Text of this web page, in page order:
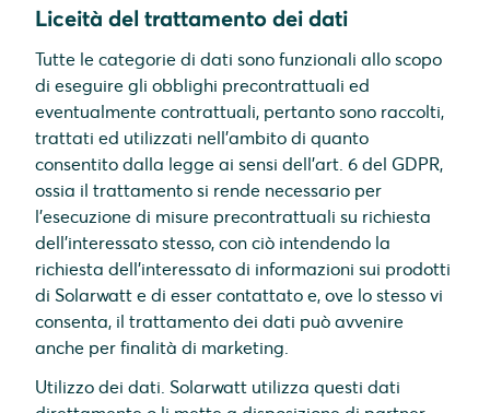
Liceità del trattamento dei dati
Tutte le categorie di dati sono funzionali allo scopo
di eseguire gli obblighi precontrattuali ed
eventualmente contrattuali, pertanto sono raccolti,
trattati ed utilizzati nell'ambito di quanto
consentito dalla legge ai sensi dell'art. 6 del GDPR,
ossia il trattamento si rende necessario per
l’esecuzione di misure precontrattuali su richiesta
dell’interessato stesso, con ciò intendendo la
richiesta dell’interessato di informazioni sui prodotti
di Solarwatt e di esser contattato e, ove lo stesso vi
consenta, il trattamento dei dati può avvenire
anche per finalità di marketing.
Utilizzo dei dati. Solarwatt utilizza questi dati